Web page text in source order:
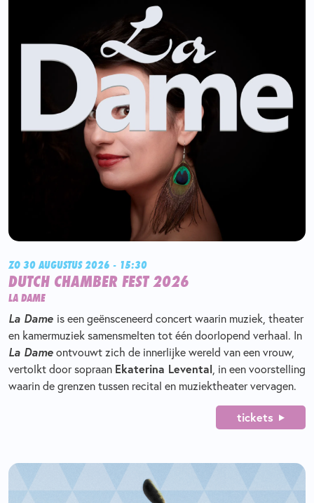
ZO 30 AUGUSTUS 2026 - 15:30
DUTCH CHAMBER FEST 2026
LA DAME
La Dame is een geënsceneerd concert waarin muziek, theater
en kamermuziek samensmelten tot één doorlopend verhaal. In
La Dameontvouwt zich de innerlijke wereld van een vrouw,
vertolkt door sopraan Ekaterina Levental , in een voorstelling
waarin de grenzen tussen recital en muziektheater vervagen.
tickets